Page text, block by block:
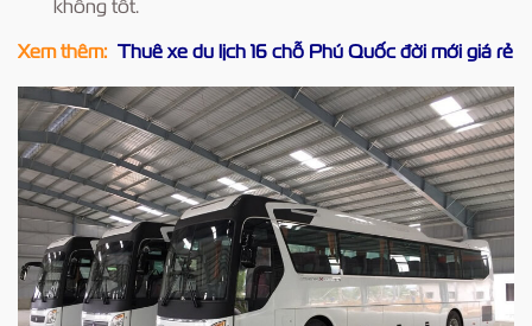
không tốt.
Xem thêm: Thuê xe du lịch 16 chỗ Phú Quốc đời mới giá rẻ